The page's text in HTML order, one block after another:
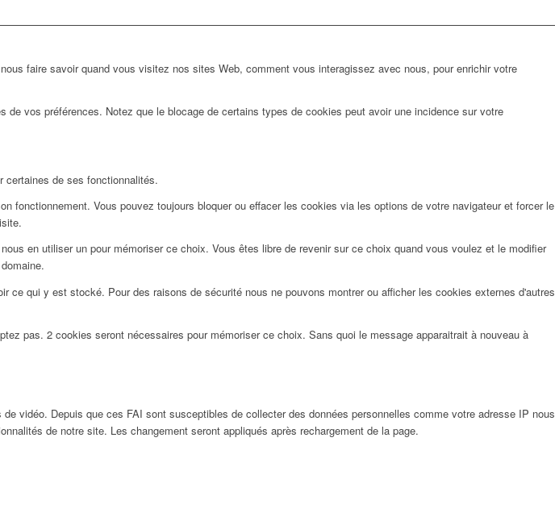
faire savoir quand vous visitez nos sites Web, comment vous interagissez avec nous, pour enrichir votre
vos préférences. Notez que le blocage de certains types de cookies peut avoir une incidence sur votre
de ses fonctionnalités.
Vous pouvez toujours bloquer ou effacer les cookies via les options de votre navigateur et forcer le
en utiliser un pour mémoriser ce choix. Vous êtes libre de revenir sur ce choix quand vous voulez et le modifier
qui y est stocké. Pour des raisons de sécurité nous ne pouvons montrer ou afficher les cookies externes d'autres
pas. 2 cookies seront nécessaires pour mémoriser ce choix. Sans quoi le message apparaitrait à nouveau à
vidéo. Depuis que ces FAI sont susceptibles de collecter des données personnelles comme votre adresse IP nous
de notre site. Les changement seront appliqués après rechargement de la page.